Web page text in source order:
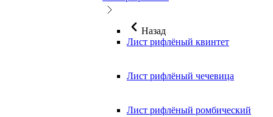
Назад
Лист рифлёный квинтет
Лист рифлёный чечевица
Лист рифлёный ромбический